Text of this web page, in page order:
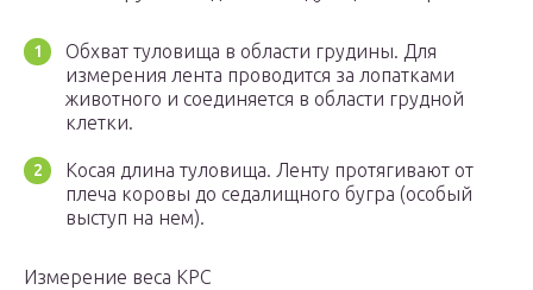
Обхват туловища в области грудины. Для
измерения лента проводится за лопатками
животного и соединяется в области грудной
клетки.
Косая длина туловища. Ленту протягивают от
плеча коровы до седалищного бугра (особый
выступ на нем).
Измерение веса КРС